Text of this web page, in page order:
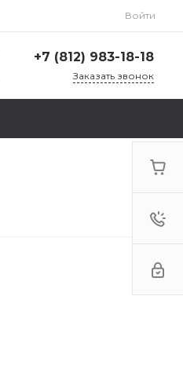
Войти
+7 (812) 983-18-18
Пн-Пт: 9:00-18:00 Cб-Вс:
Заказать звонок